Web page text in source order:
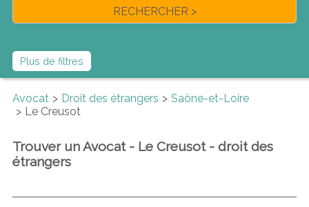
RECHERCHER >
Plus de filtres
Avocat Droit des étrangers
Saône-et-Loire
Le Creusot
Trouver un Avocat - Le Creusot - droit des
étrangers